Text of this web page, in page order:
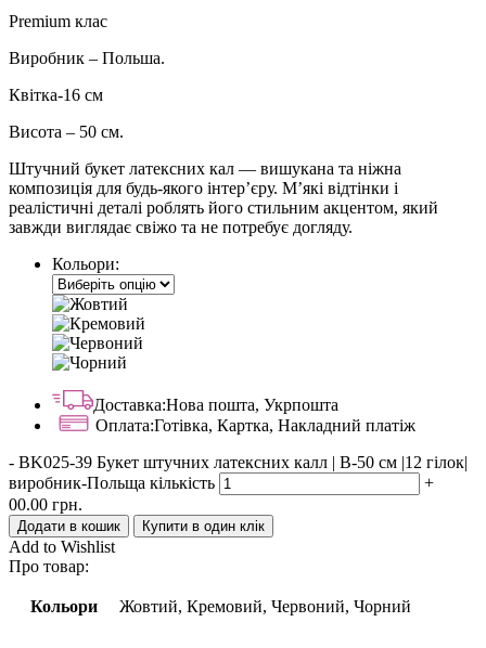
Premium клас
Виробник – Польша.
Квітка-16 см
Висота – 50 см.
Штучний букет латексних кал — вишукана та ніжна
композиція для будь-якого інтер’єру. М’які відтінки і
реалістичні деталі роблять його стильним акцентом, який
завжди виглядає свіжо та не потребує догляду.
Кольори:
Доставка:Нова пошта, Укрпошта
Оплата:Готівка, Картка, Накладний платіж
- BK025-39 Букет штучних латексних калл | В-50 см |12 гілок|
виробник-Польща кількість
+
00.00 грн.
Додати в кошик Купити в один клік
Add to Wishlist
Про товар:
Кольори Жовтий, Кремовий, Червоний, Чорний